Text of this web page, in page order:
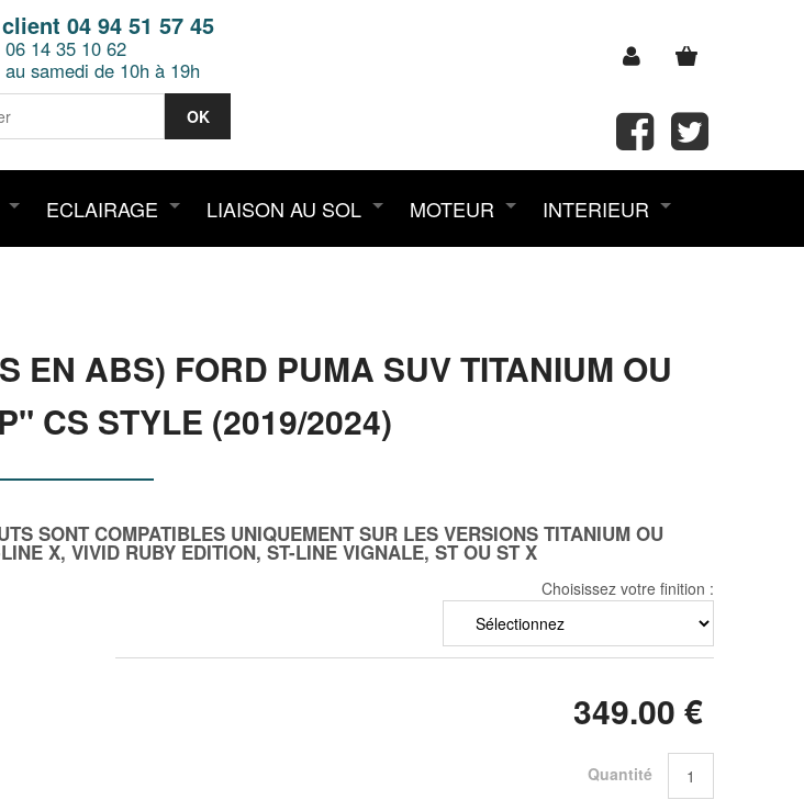
04 94 51 57 45
06 14 35 10 62
samedi de 10h à 19h
ECLAIRAGE LIAISON AU SOL MOTEUR INTERIEUR
EN ABS) FORD PUMA SUV TITANIUM OU
CS STYLE (2019/2024)
SONT COMPATIBLES UNIQUEMENT SUR LES VERSIONS TITANIUM OU
X, VIVID RUBY EDITION, ST-LINE VIGNALE, ST OU ST X
Choisissez votre finition :
349.00 €
Quantité